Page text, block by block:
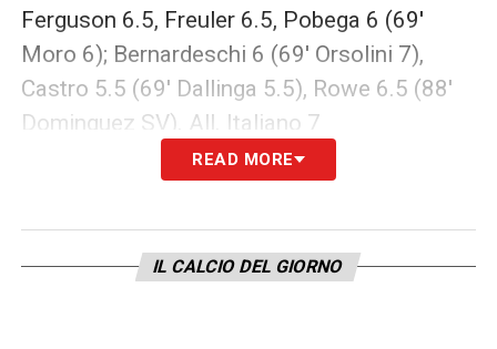
Ferguson 6.5, Freuler 6.5, Pobega 6 (69′
Moro 6); Bernardeschi 6 (69′ Orsolini 7),
Castro 5.5 (69′ Dallinga 5.5), Rowe 6.5 (88′
Dominguez SV). All. Italiano 7
READ MORE
IL CALCIO DEL GIORNO